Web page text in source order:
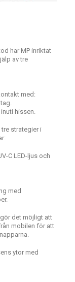
har MP inriktat
av tre
med:
hissen.
strategier i
C LED-ljus och
med
det möjligt att
mobilen för att
ytor med